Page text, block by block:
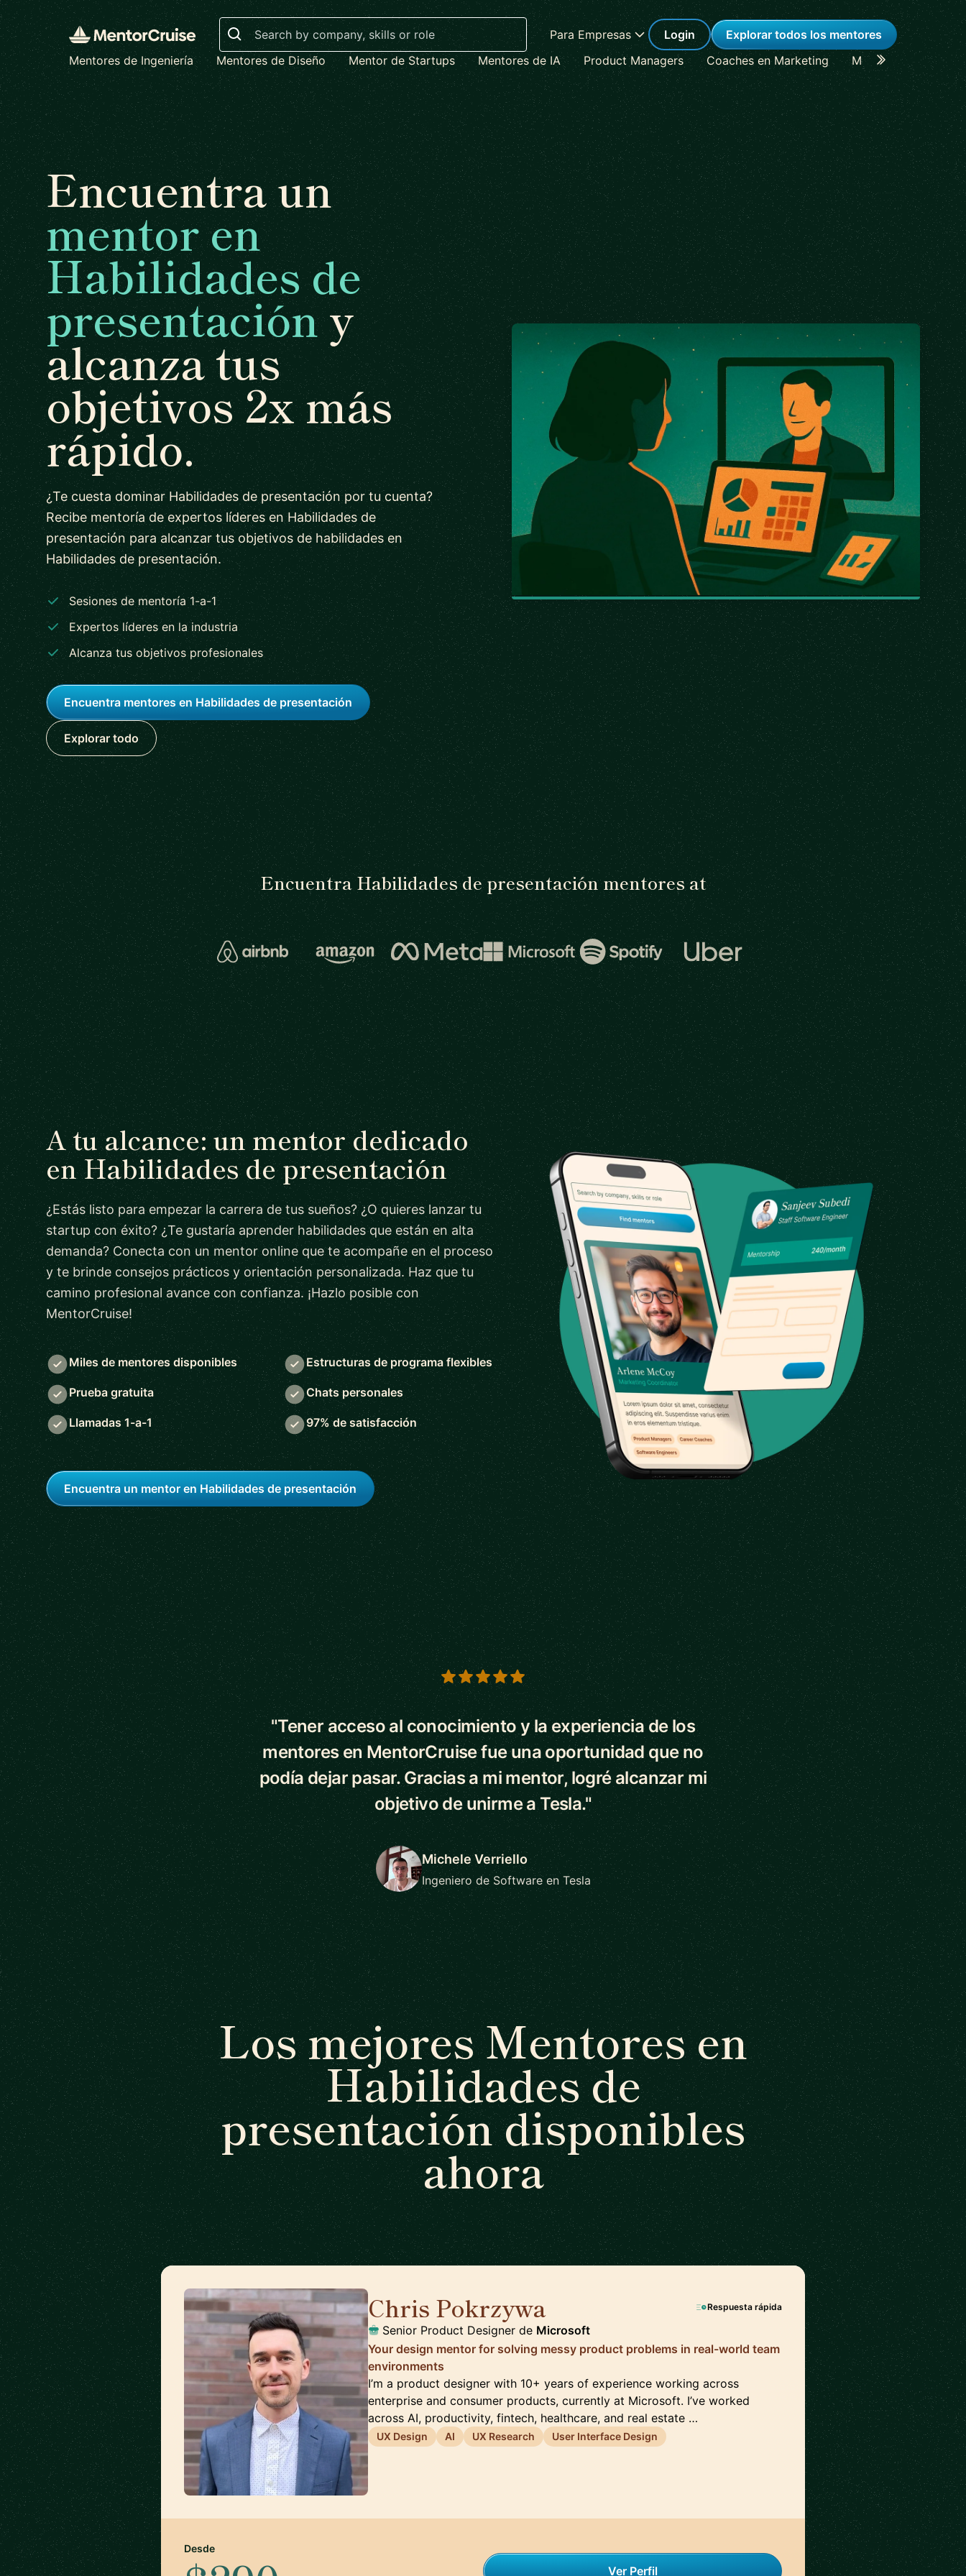
Search
Para Empresas Login
Explorar todos los mentores
Mentores de Ingeniería
Mentores de Diseño Mentor de Startups Mentores de IA Product Managers Coaches en Marketing Mentores en
Encuentra un
mentor en
Habilidades de
presentacióny
alcanza tus
objetivos 2x más
rápido.
¿Te cuesta dominar Habilidades de presentación por tu cuenta?
Recibe mentoría de expertos líderes en Habilidades de
presentación para alcanzar tus objetivos de habilidades en
Habilidades de presentación.
Sesiones de mentoría 1-a-1
Expertos líderes en la industria
Alcanza tus objetivos profesionales
Encuentra mentores en Habilidades de presentación
Explorar todo
Encuentra Habilidades de presentación mentores at
A tu alcance: un mentor dedicado
en Habilidades de presentación
¿Estás listo para empezar la carrera de tus sueños? ¿O quieres lanzar tu
startup con éxito? ¿Te gustaría aprender habilidades que están en alta
demanda? Conecta con un mentor online que te acompañe en el proceso
y te brinde consejos prácticos y orientación personalizada. Haz que tu
camino profesional avance con confianza. ¡Hazlo posible con
MentorCruise!
Miles de mentores disponibles Estructuras de programa flexibles
Prueba gratuita Chats personales
Llamadas 1-a-1 97% de satisfacción
Encuentra un mentor en Habilidades de presentación
5 out of 5 stars
"Tener acceso al conocimiento y la experiencia de los
mentores en MentorCruise fue una oportunidad que no
podía dejar pasar. Gracias a mi mentor, logré alcanzar mi
objetivo de unirme a Tesla."
Michele Verriello
Ingeniero de Software en Tesla
Los mejores Mentores en
Habilidades de
presentación disponibles
ahora
Chris Pokrzywa Respuesta rápida
Senior Product Designer de Microsoft
Your design mentor for solving messy product problems in real-world team
environments
I’m a product designer with 10+ years of experience working across
enterprise and consumer products, currently at Microsoft. I’ve worked
across AI, productivity, fintech, healthcare, and real estate …
UX Design AI UX Research User Interface Design
Desde
Ver Perfil